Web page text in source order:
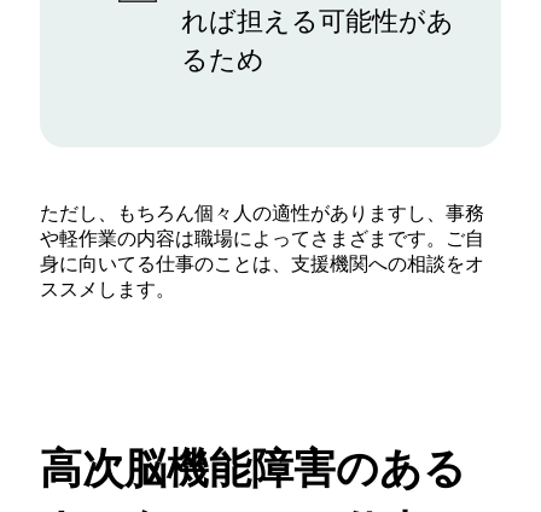
れば担える可能性があ
るため
ただし、もちろん個々人の適性がありますし、事務
や軽作業の内容は職場によってさまざまです。ご自
身に向いてる仕事のことは、支援機関への相談をオ
ススメします。
高次脳機能障害のある